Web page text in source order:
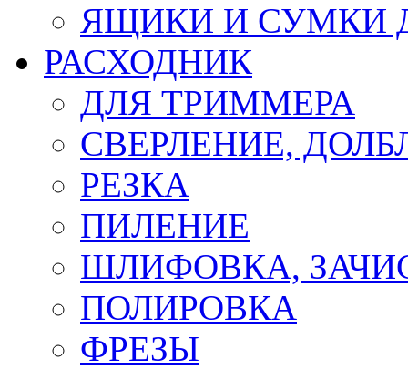
ЯЩИКИ И СУМКИ
РАСХОДНИК
ДЛЯ ТРИММЕРА
СВЕРЛЕНИЕ,
РЕЗКА
ПИЛЕНИЕ
ШЛИФОВКА,
ПОЛИРОВКА
ФРЕЗЫ